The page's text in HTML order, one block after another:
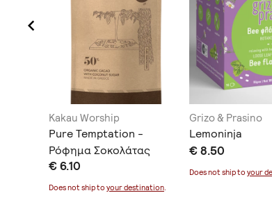
Kakau Worship
Pure Temptation -
Ρόφημα Σοκολάτας
€ 6.10
Does not ship to your destination.
Grizo & Prasino
Lemoninja
€ 8.50
Does not ship toyour